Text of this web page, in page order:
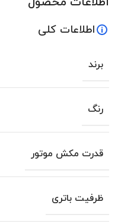
اطلاعات کلی
برند
رنگ
قدرت مکش موتور
ظرفیت باتری